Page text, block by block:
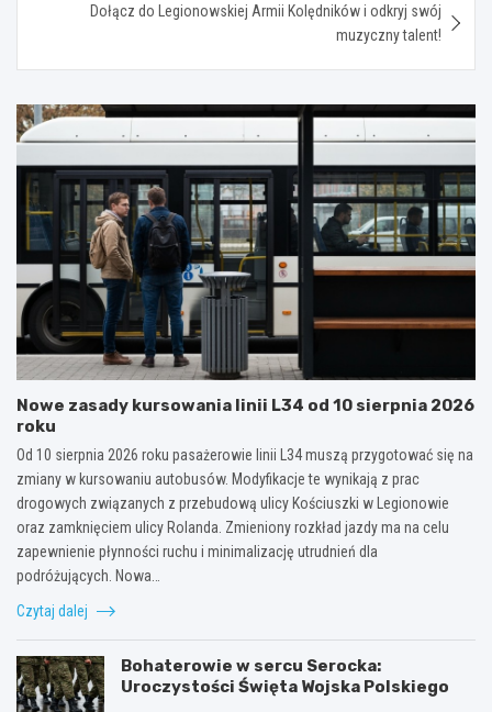
Dołącz do Legionowskiej Armii Kolędników i odkryj swój
muzyczny talent!
Nowe zasady kursowania linii L34 od 10 sierpnia 2026
roku
Od 10 sierpnia 2026 roku pasażerowie linii L34 muszą przygotować się na
zmiany w kursowaniu autobusów. Modyfikacje te wynikają z prac
drogowych związanych z przebudową ulicy Kościuszki w Legionowie
oraz zamknięciem ulicy Rolanda. Zmieniony rozkład jazdy ma na celu
zapewnienie płynności ruchu i minimalizację utrudnień dla
podróżujących. Nowa…
Czytaj dalej
Bohaterowie w sercu Serocka:
Uroczystości Święta Wojska Polskiego